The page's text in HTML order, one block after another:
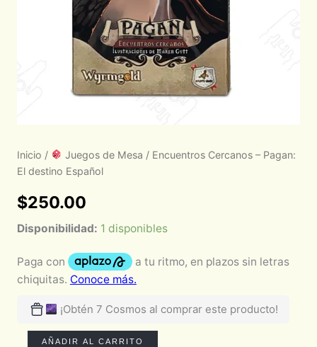
Inicio / Juegos de Mesa / Encuentros Cercanos – Pagan:
El destino Español
$250.00
Disponibilidad: 1 disponibles
¡Obtén 7 Cosmos al comprar este producto!
AÑADIR AL CARRITO